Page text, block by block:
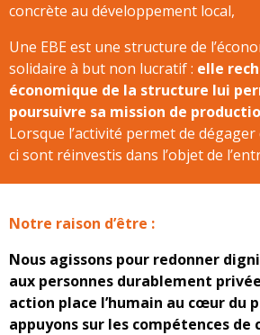
concrète au développement local,
Une EBE est une structure de
solidaire à but non lucratif : elle
économique de la structure lui
poursuivre sa mission de
Lorsque l’activité permet de dégager
ci sont réinvestis dans l’objet de
Notre raison d’être :
Nous agissons pour redonner
aux personnes durablement
action place l’humain au cœur du
appuyons sur les compétences de